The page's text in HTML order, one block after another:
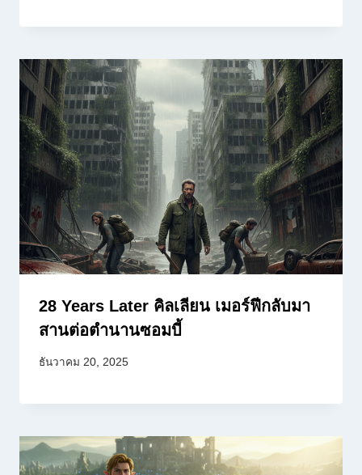
28 Years Later คิลเลียน เมอร์ฟีกลับมา
สานต่อตำนานซอมบี้
ธันวาคม 20, 2025